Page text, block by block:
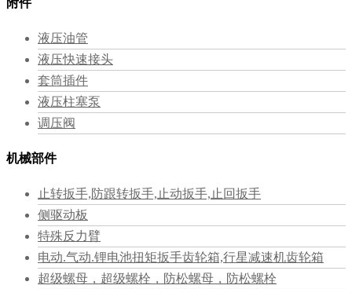
液压油管
液压快速接头
套筒插件
液压柱塞泵
调压阀
机械部件
止转扳手,防跟转扳手,止动扳手,止回扳手
侧驱动板
特殊反力臂
电动.气动.锂电池扭矩扳手齿轮箱,行星减速机齿轮箱
超级螺母，超级螺栓，防松螺母，防松螺栓